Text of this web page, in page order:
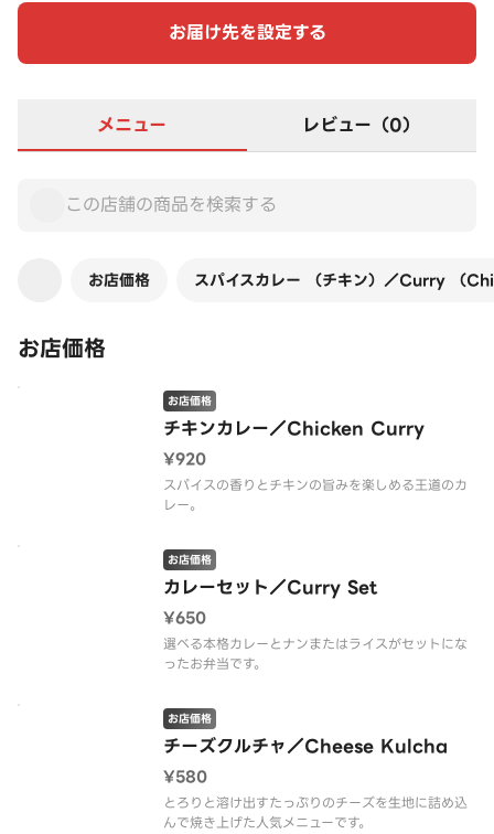
お届け先を設定する
メニュー レビュー（0）
お店価格 スパイスカレー （チキン）／Curry （
お店価格
チキンカレー／Chicken Curry
お店価格
¥920
スパイスの香りとチキンの旨みを楽しめる王道のカ
レー。
カレーセット／Curry Set
お店価格
¥650
選べる本格カレーとナンまたはライスがセットにな
ったお弁当です。
チーズクルチャ／Cheese Kulcha
お店価格
¥580
とろりと溶け出すたっぷりのチーズを生地に詰め込
んで焼き上げた人気メニューです。